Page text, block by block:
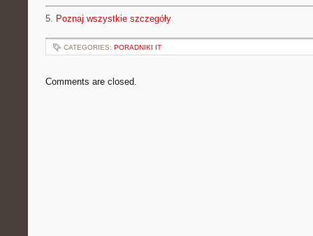
5. Poznaj wszystkie szczegóły
CATEGORIES: PORADNIKI IT
Comments are closed.